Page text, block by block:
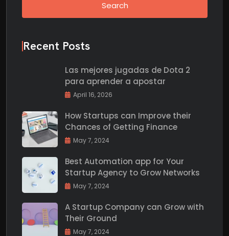
Search
Recent Posts
Las mejores jugadas de Dota 2
para aprender a apostar
April 16, 2026
How Startups can Improve their
Chances of Getting Finance
May 7, 2024
Best Automation app for Your
Startup Agency to Grow Networks
May 7, 2024
A Startup Company can Grow with
Their Ground
May 7, 2024